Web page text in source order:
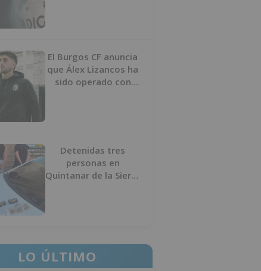
El Burgos CF anuncia
que Álex Lizancos ha
sido operado con
Detenidas tres
personas en
Quintanar de la Sierra
LO ÚLTIMO